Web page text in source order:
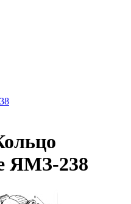
ЯМЗ-238